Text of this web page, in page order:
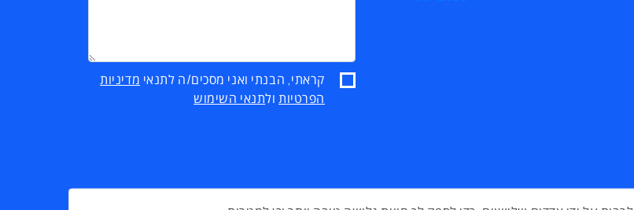
קראתי, הבנתי ואני מסכים/ה לתנאי מדיניות
הפרטיותולתנאי השימוש